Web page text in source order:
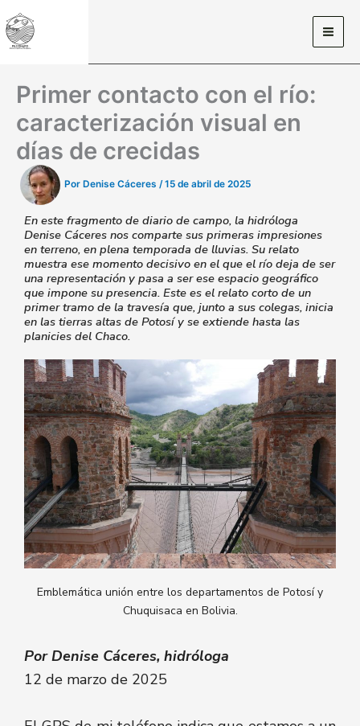
al
contenido
Primer contacto con el río:
caracterización visual en
días de crecidas
Por Denise Cáceres /15 de abril de 2025
En este fragmento de diario de campo, la hidróloga
Denise Cáceres nos comparte sus primeras impresiones
en terreno, en plena temporada de lluvias. Su relato
muestra ese momento decisivo en el que el río deja de ser
una representación y pasa a ser ese espacio geográfico
que impone su presencia. Este es el relato corto de un
primer tramo de la travesía que, junto a sus colegas, inicia
en las tierras altas de Potosí y se extiende hasta las
planicies del Chaco.
Emblemática unión entre los departamentos de Potosí y
Chuquisaca en Bolivia.
Por Denise Cáceres, hidróloga
12 de marzo de 2025